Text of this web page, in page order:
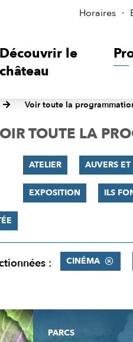
Horaires
Découvrir le
château
Voir toute la
TOUTE LA
ATELIER AUVERS ET
EXPOSITION ILS
: CINÉMA
PARCS